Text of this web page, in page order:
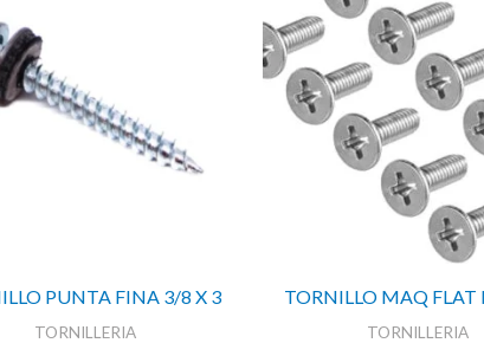
PUNTA FINA 3/8 X 3
TORNILLERIA
TORNILLO MAQ FLAT
TORNILLERIA